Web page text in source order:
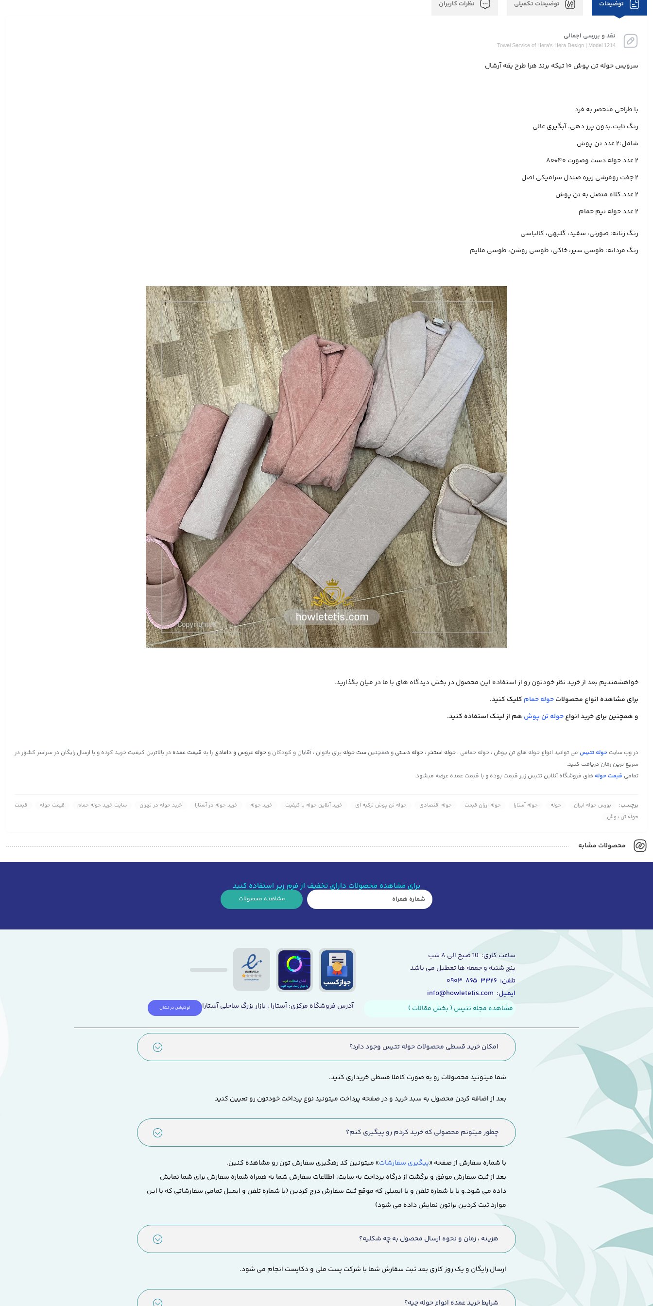
توضیحات توضیحات تکمیلی نظرات کاربران
نقد و بررسی اجمالی
Towel Service of Hera's Hera Design | Model 1214
سرویس حوله تن پوش ۱۰ تیکه برند هرا طرح یقه آرشال
با طراحی منحصر به فرد
رنگ ثابت.بدون پرز دهی. آبگیری عالی
شامل:۲ عدد تن پوش
۲ عدد حوله دست وصورت ۴۰*۸۰
۲ جفت روفرشی زیره صندل سرامیکی اصل
۲ عدد کلاه متصل به تن پوش
۲ عدد حوله نیم حمام
رنگ زنانه: صورتی، سفید، گلبهی، کالباسی
رنگ مردانه: طوسی سیر، خاکی، طوسی روشن، طوسی ملایم
خواهشمندیم بعد از خرید نظر خودتون رو از استفاده این محصول در بخش دیدگاه های با ما در میان بگذارید.
برای مشاهده انواع محصولاتحوله حمام کلیک کنید.
و همچنین برای خرید انواعحوله تن پوش هم از لینک استفاده کنید.
در وب سایت حوله تتیس می توانید انواع حوله های تن پوش ، حوله حمامی ، حوله استخر ، حوله دستی و همچنین ست حوله برای بانوان ، آقایان و کودکان و حوله عروس و دامادی را به قیمت عمده در بالاترین کیفیت خرید کرده و با ارسال رایگان در سراسر کشور در
سریع ترین زمان دریافت کنید.
تمامی قیمت حوله های فروشگاه آنلاین تتیس زیر قیمت بوده و با قیمت عمده عرضه میشود.
برچسب: بورس حوله ایران حوله حوله آستارا حوله ارزان قیمت حوله اقتصادی حوله تن پوش ترکیه ای خرید آنلاین حوله با کیفیت خرید حوله خرید حوله در آستارا خرید حوله در تهران سایت خرید حوله حمام قیمت حوله
قیمت
حوله تن پوش
محصولات مشابه
برای مشاهده محصولات دارای تخفیف از فرم زیر استفاده کنید
مشاهده محصولات
ساعت کاری: 10 صبح الی ۸ شب
پنج شنبه و جمعه ها تعطیل می باشد
تلفن: ۳۳۲۶ ۸۶۵ ۰۹۰۳
ایمیل: info@howletetis.com
مشاهده مجله تتیس ( بخش مقالات )
آدرس فروشگاه مرکزی: آستارا ، بازار بزرگ ساحلی آستارا لوکیشن در نشان
امکان خرید قسطی محصولات حوله تتیس وجود دارد؟
شما میتونید محصولات رو به صورت کاملا قسطی خریداری کنید.
بعد از اضافه کردن محصول به سبد خرید و در صفحه پرداخت میتونید نوع پرداخت خودتون رو تعیین کنید
چطور میتونم محصولی که خرید کردم رو پیگیری کنم؟
با شماره سفارش از صفحه «پیگیری سفارشات» میتونین کد رهگیری سفارش تون رو مشاهده کنین.
بعد از ثبت سفارش موفق و برگشت از درگاه پرداخت به سایت، اطلاعات سفارش شما به همراه شماره سفارش برای شما نمایش
داده می شود.و یا با شماره تلفن و یا ایمیلی که موقع ثبت سفارش درج کردین (با شماره تلفن و ایمیل تمامی سفارشاتی که با این
موارد ثبت کردین براتون نمایش داده می شود)
هزینه ، زمان و نحوه ارسال محصول به چه شکلیه؟
ارسال رایگان و یک روز کاری بعد ثبت سفارش شما با شرکت پست ملی و دکاپست انجام می شود.
شرایط خرید عمده انواع حوله چیه؟